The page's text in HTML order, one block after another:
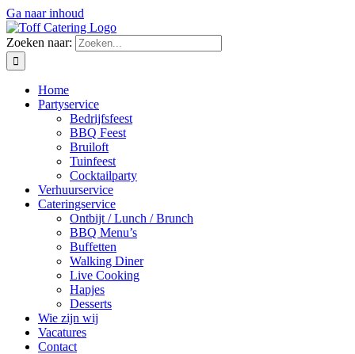
Ga naar inhoud
Zoeken naar:
Home
Partyservice
Bedrijfsfeest
BBQ Feest
Bruiloft
Tuinfeest
Cocktailparty
Verhuurservice
Cateringservice
Ontbijt / Lunch / Brunch
BBQ Menu’s
Buffetten
Walking Diner
Live Cooking
Hapjes
Desserts
Wie zijn wij
Vacatures
Contact